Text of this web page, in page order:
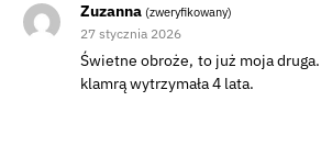
Zuzanna (zweryfikowany)
27 stycznia 2026
Świetne obroże, to już moja
klamrą wytrzymała 4 lata.